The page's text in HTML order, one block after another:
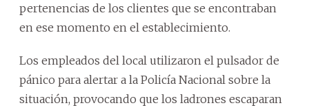
pertenencias de los clientes que se encontraban
en ese momento en el establecimiento.
Los empleados del local utilizaron el pulsador de
pánico para alertar a la Policía Nacional sobre la
situación, provocando que los ladrones escaparan